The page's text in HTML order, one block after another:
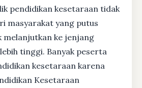
pendidikan kesetaraan tidak
masyarakat yang putus
melanjutkan ke jenjang
tinggi. Banyak peserta
kesetaraan karena
Kesetaraan